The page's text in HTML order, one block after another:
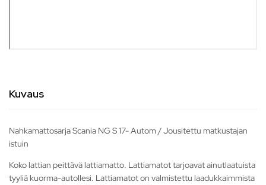
Kuvaus
Nahkamattosarja Scania NG S 17- Autom / Jousitettu matkustajan
istuin
Koko lattian peittävä lattiamatto. Lattiamatot tarjoavat ainutlaatuista
tyyliä kuorma-autollesi. Lattiamatot on valmistettu laadukkaimmista